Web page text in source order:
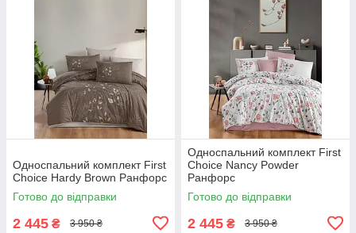
Односпальний комплект First
Choice Hardy Brown Ранфорс
Готово до відправки
2 445 ₴ 3 950 ₴
Односпальний комплект First
Choice Nancy Powder
Ранфорс
Готово до відправки
2 445 ₴ 3 950 ₴